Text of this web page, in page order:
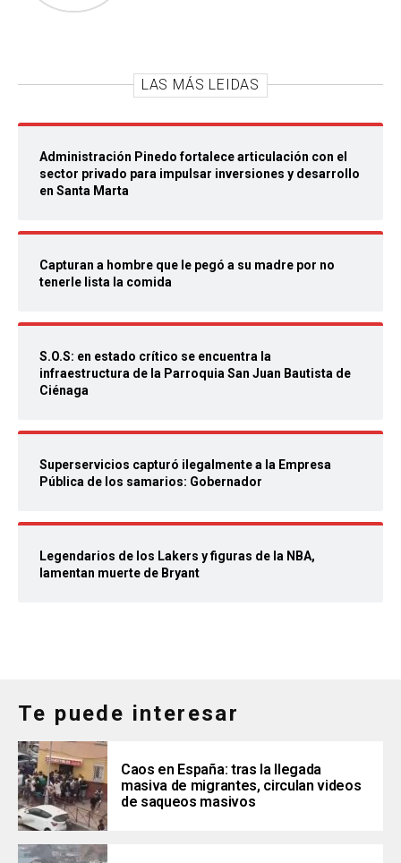
LAS MÁS LEIDAS
Administración Pinedo fortalece articulación con el
sector privado para impulsar inversiones y desarrollo
en Santa Marta
Capturan a hombre que le pegó a su madre por no
tenerle lista la comida
S.O.S: en estado crítico se encuentra la
infraestructura de la Parroquia San Juan Bautista de
Ciénaga
Superservicios capturó ilegalmente a la Empresa
Pública de los samarios: Gobernador
Legendarios de los Lakers y figuras de la NBA,
lamentan muerte de Bryant
Te puede interesar
Caos en España: tras la llegada
masiva de migrantes, circulan videos
de saqueos masivos